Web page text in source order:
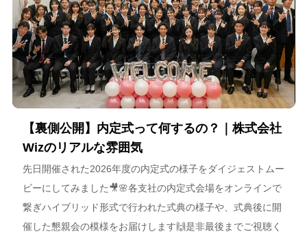
【裏側公開】内定式って何するの？｜株式会社
Wizのリアルな雰囲気
先日開催された2026年度の内定式の様子をダイジェストムー
ビーにしてみました🎥🌸各支社の内定式会場をオンラインで
繋ぎハイブリッド形式で行われた式典の様子や、式典後に開
催した懇親会の模様をお届けします🙌是非最後までご視聴く